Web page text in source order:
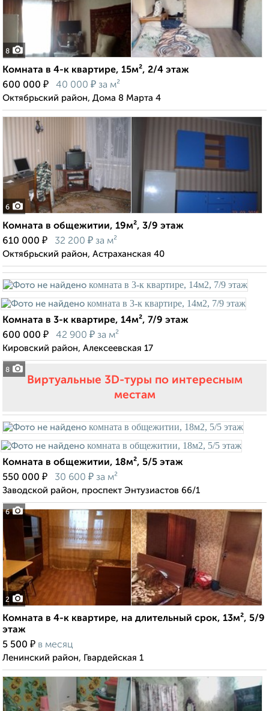
8
Комната в 4-к квартире, 15м², 2/4 этаж
600 000 ₽ 40 000 ₽ за м²
Октябрьский район, Дома 8 Марта 4
6
Комната в общежитии, 19м², 3/9 этаж
610 000 ₽ 32 200 ₽ за м²
Октябрьский район, Астраханская 40
8
Комната в 3-к квартире, 14м², 7/9 этаж
600 000 ₽ 42 900 ₽ за м²
Кировский район, Алексеевская 17
Виртуальные 3D-туры по интересным
местам
6
Комната в общежитии, 18м², 5/5 этаж
550 000 ₽ 30 600 ₽ за м²
Заводской район, проспект Энтузиастов 66/1
2
Комната в 4-к квартире, на длительный срок, 13м², 5/9
этаж
5 500 ₽ в месяц
Ленинский район, Гвардейская 1